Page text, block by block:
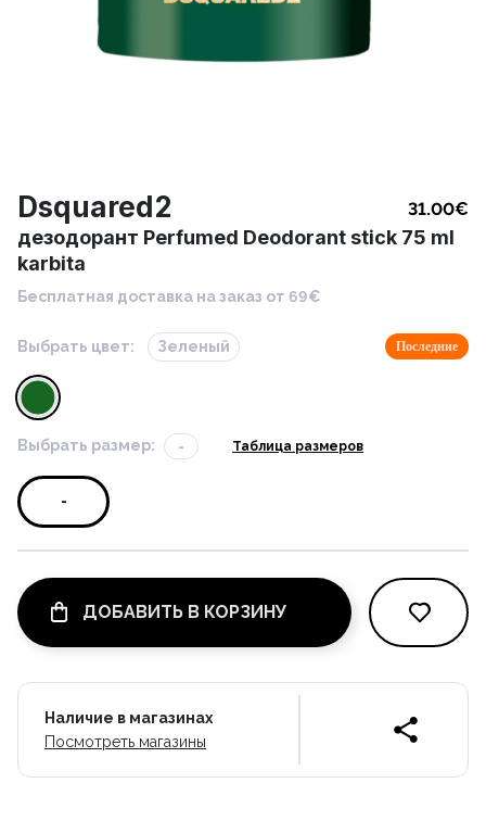
Dsquared2 31.00€
дезодорант Perfumed Deodorant stick 75 ml
karbita
Бесплатная доставка на заказ от 69€
Выбрать цвет: Зеленый Последние
Выбрать размер: - Таблица размеров
-
ДОБАВИТЬ В КОРЗИНУ
Наличие в магазинах
Посмотреть магазины